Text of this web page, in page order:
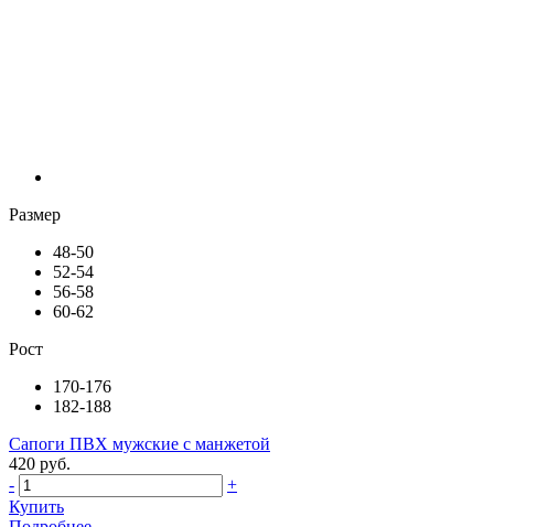
Размер
48-50
52-54
56-58
60-62
Рост
170-176
182-188
Сапоги ПВХ мужские с манжетой
420 руб.
-
+
Купить